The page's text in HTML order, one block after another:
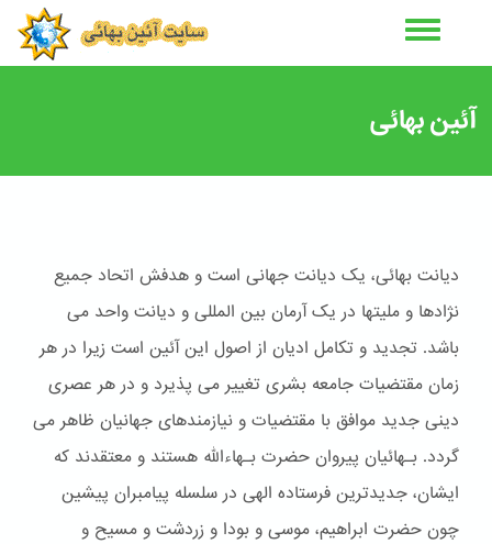
آئین بهائی
دیانت بهائی، یک دیانت جهانی است و هدفش اتحاد جمیع
نژادها و ملیتها در یک آرمان بین المللی و دیانت واحد می
باشد. تجدید و تکامل ادیان از اصول این آئین است زیرا در هر
زمان مقتضیات جامعه بشری تغییر می پذیرد و در هر عصری
دینی جدید موافق با مقتضیات و نیازمندهای جهانیان ظاهر می
گردد. بـهائیان پیروان حضرت بـهاءالله هستند و معتقدند که
ایشان، جدیدترین فرستاده الهی در سلسله پیامبران پیشین
چون حضرت ابراهیم، موسی و بودا و زردشت و مسیح و